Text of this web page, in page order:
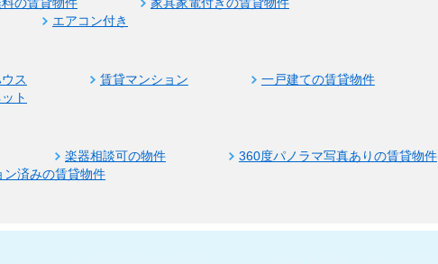
エアコン付き
ス 賃貸マンション
一戸建ての賃貸物件
ト
楽器相談可の物件
360度パノラマ写真ありの賃貸物件
ン済みの賃貸物件